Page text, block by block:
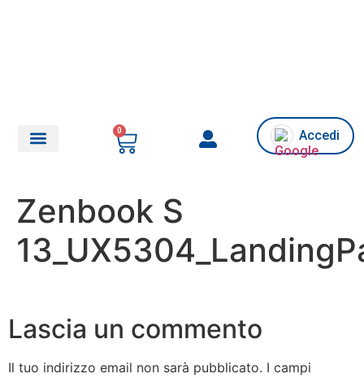
0 Accedi
Zenbook S
Lascia un commento
Il tuo indirizzo email non sarà pubblicato. I campi